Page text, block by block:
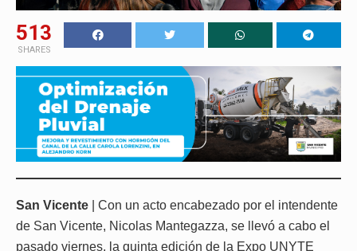
513
SHARES
San Vicente | Con un acto encabezado por el intendente
de San Vicente, Nicolas Mantegazza, se llevó a cabo el
pasado viernes, la quinta edición de la Expo UNYTE